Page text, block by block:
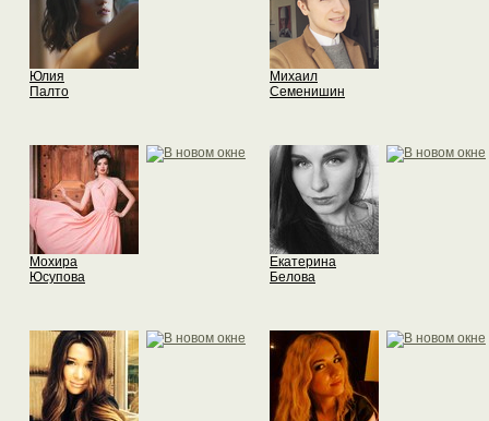
Юлия
Палто
Михаил
Семенишин
Мохира
Юсупова
Екатерина
Белова